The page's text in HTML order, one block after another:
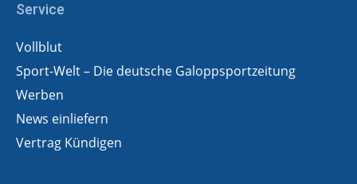
Service
Vollblut
Sport-Welt – Die deutsche Galoppsportzeitung
Werben
News einliefern
Vertrag Kündigen